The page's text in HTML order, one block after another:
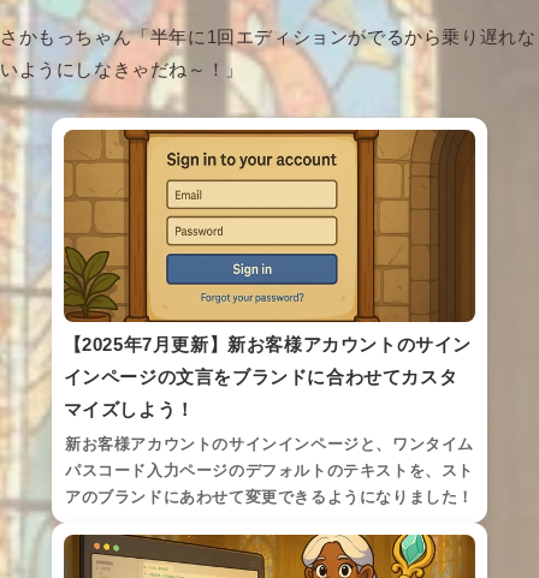
さかもっちゃん「半年に1回エディションがでるから乗り遅れな
いようにしなきゃだね～！」
【2025年7月更新】新お客様アカウントのサイン
インページの文言をブランドに合わせてカスタ
マイズしよう！
新お客様アカウントのサインインページと、ワンタイム
パスコード入力ページのデフォルトのテキストを、スト
アのブランドにあわせて変更できるようになりました！